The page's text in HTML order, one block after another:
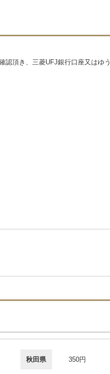
認頂き、三菱UFJ銀行口座又はゆう
秋田県 350円